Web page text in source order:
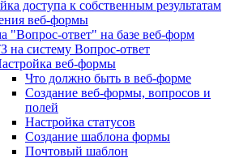
доступа к собственным результатам
веб-формы
"Вопрос-ответ" на базе веб-форм
на систему Вопрос-ответ
веб-формы
Что должно быть в веб-форме
Создание веб-формы, вопросов и
полей
Настройка статусов
Создание шаблона формы
Почтовый шаблон